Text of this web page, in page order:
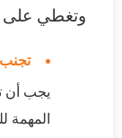
وتغطي على
يجب أن
المهمة